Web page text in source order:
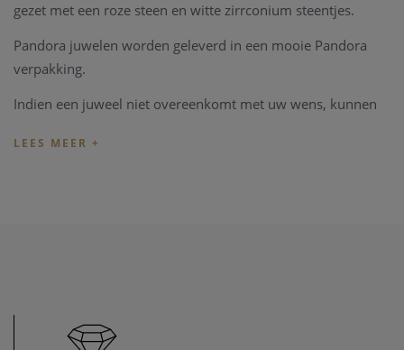
gezet met een roze steen en witte zirrconium steentjes.
Pandora juwelen worden geleverd in een mooie Pandora
verpakking.
Indien een juweel niet overeenkomt met uw wens, kunnen
ook al uw juweel herstelling welkom in onze zaak, alsook